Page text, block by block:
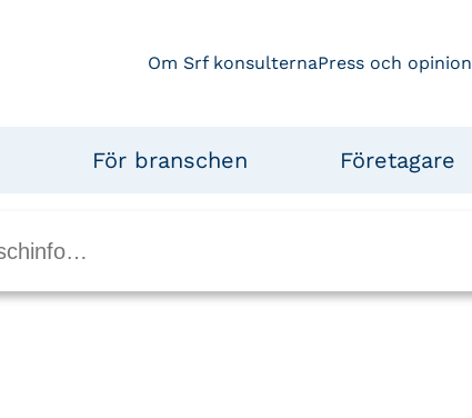
Om Srf konsulternaPress och opinion
För branschen Företagare